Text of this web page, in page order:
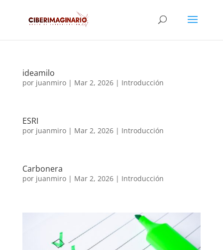
ideamilo
por juanmiro| Mar 2, 2026| Introducción
ESRI
por juanmiro| Mar 2, 2026| Introducción
Carbonera
por juanmiro| Mar 2, 2026| Introducción